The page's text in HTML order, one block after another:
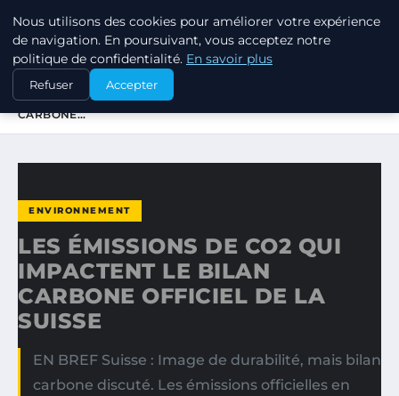
RSE ENJEUX
ACCUEIL
ENVIRONNEMENT
LES ÉMISSIONS DE CO2 QUI IMPACTENT LE BILAN
CARBONE…
ENVIRONNEMENT
LES ÉMISSIONS DE CO2 QUI
IMPACTENT LE BILAN
CARBONE OFFICIEL DE LA
SUISSE
EN BREF Suisse : Image de durabilité, mais bilan
carbone discuté. Les émissions officielles en
Nous utilisons des cookies pour améliorer votre expérience
de navigation. En poursuivant, vous acceptez notre
politique de confidentialité. En savoir plus
Refuser Accepter